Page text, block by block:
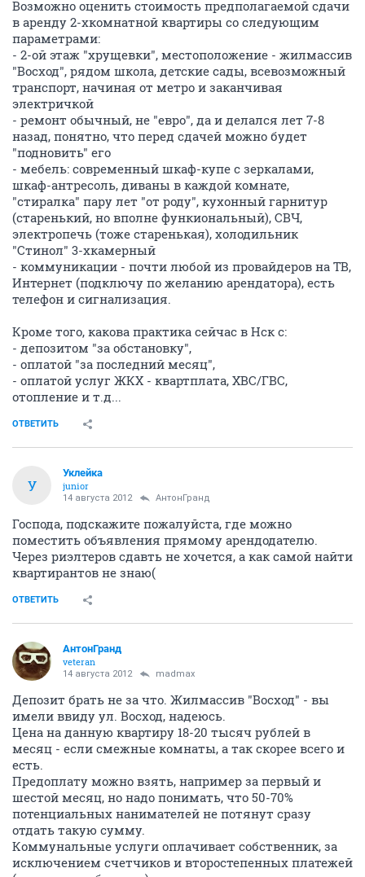
Возможно оценить стоимость предполагаемой сдачи
в аренду 2-хкомнатной квартиры со следующим
параметрами:
- 2-ой этаж "хрущевки", местоположение - жилмассив
"Восход", рядом школа, детские сады, всевозможный
транспорт, начиная от метро и заканчивая
электричкой
- ремонт обычный, не "евро", да и делался лет 7-8
назад, понятно, что перед сдачей можно будет
"подновить" его
- мебель: современный шкаф-купе с зеркалами,
шкаф-антресоль, диваны в каждой комнате,
"стиралка" пару лет "от роду", кухонный гарнитур
(старенький, но вполне функиональный), СВЧ,
электропечь (тоже старенькая), холодильник
"Стинол" 3-хкамерный
- коммуникации - почти любой из провайдеров на ТВ,
Интернет (подключу по желанию арендатора), есть
телефон и сигнализация.
Кроме того, какова практика сейчас в Нск с:
- депозитом "за обстановку",
- оплатой "за последний месяц",
- оплатой услуг ЖКХ - квартплата, ХВС/ГВС,
отопление и т.д...
ОТВЕТИТЬ
У
Уклейка
junior
14 августа 2012 АнтонГранд
Господа, подскажите пожалуйста, где можно
поместить объявления прямому арендодателю.
Через риэлтеров сдавть не хочется, а как самой найти
квартирантов не знаю(
ОТВЕТИТЬ
АнтонГранд
veteran
14 августа 2012 madmax
Депозит брать не за что. Жилмассив "Восход" - вы
имели ввиду ул. Восход, надеюсь.
Цена на данную квартиру 18-20 тысяч рублей в
месяц - если смежные комнаты, а так скорее всего и
есть.
Предоплату можно взять, например за первый и
шестой месяц, но надо понимать, что 50-70%
потенциальных нанимателей не потянут сразу
отдать такую сумму.
Коммунальные услуги оплачивает собственник, за
исключением счетчиков и второстепенных платежей